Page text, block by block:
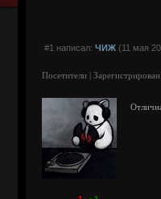
#1 написал: ЧИЖ (11 мая
Посетители |